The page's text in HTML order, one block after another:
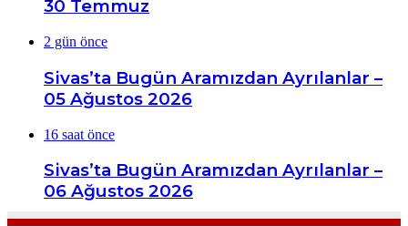
30 Temmuz
2 gün önce
Sivas’ta Bugün Aramızdan Ayrılanlar –
05 Ağustos 2026
16 saat önce
Sivas’ta Bugün Aramızdan Ayrılanlar –
06 Ağustos 2026